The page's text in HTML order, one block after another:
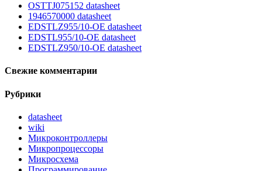
OSTTJ075152 datasheet
1946570000 datasheet
EDSTLZ955/10-OE datasheet
EDSTL955/10-OE datasheet
EDSTLZ950/10-OE datasheet
Свежие комментарии
Рубрики
datasheet
wiki
Микроконтроллеры
Микропроцессоры
Микросхема